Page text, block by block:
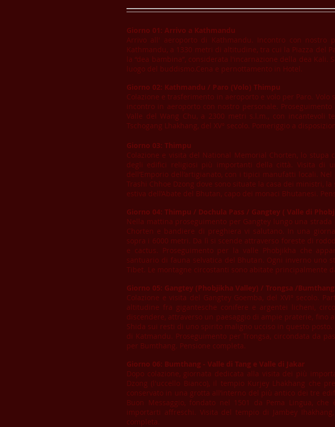
Giorno 01: Arrivo a Kathmandu
Arrivo all' aeroporto di Kathmandu. Incontro con nostro
Kathmandu, a 1330 metri di altitudine, tra cui la Piazza del
la “dea bambina”, considerata l'incarnazione della dea
luogo del buddismo.Cena e pernottamento in Hotel.
Giorno 02: Kathmandu / Paro (Volo) Thimpu
Colazione e trasferimento in aeroporto e volo per Paro.
incontro in aeroporto con nostro personale.
Valle del Wang Chu, a 2300 metri s.l.m., con incantevoli
Tschogang Lhakhang, del XV° secolo. Pomeriggio a
Giorno 03: Thimpu
Colazione e visita del National Memorial Chorten, lo stupa
degli edifici religiosi più importanti della città. Visita di
dell’Emporio dell’artigianato, con i tipici manufatti locali.
Trashi Chhoe Dzong dove sono situate la casa dei ministri,
estiva dell’Abate del Bhutan, capo dei monaci Bhutanesi.
Giorno 04: Thimpu / Dochula Pass / Gangtey ( Valle di
Nella mattina proseguimento per Gangtey lungo una
Chorten e bandiere di preghiera vi salutano. In una
sopra i 6000 metri. Da lì si scende attraverso foreste di
e cactus. Proseguimento per la valle Phobjikha che
santuario di fauna selvatica del Bhutan. Ogni inverno uno
Tibet. Le montagne circostanti sono abitate principalmente
Giorno 05: Gangtey (Phobjikha Valley) / Trongsa /Bumthang
Colazione e visita del Gangtey Goemba, del XVI° secolo.
altitudine fra gigantesche conifere e argentei licheni,
discendere, attraverso un paesaggio di ampie praterie, fino
Shida sui resti di uno spirito maligno ucciso in questo
di Katmandu. Proseguimento per Trongsa, circondata da
per Bumthang. Pensione completa.
Giorno 06: Bumthang - Valle di Tang e Valle di Jakar
Dopo colazione, giornata dedicata alla visita dei più
Dzong (l'uccello Bianco), il tempio Kurjey Lhakhang che
conservato in una grotta all’interno del più antico dei tre
Buon Messaggio, fondato nel 1501 da Pema Lingua,
importarti affreschi. Visita del tempio di Jambey
completa.